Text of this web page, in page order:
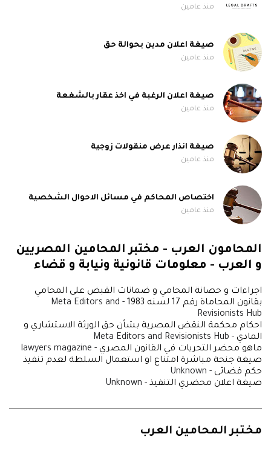
منذ عامين
صيغة اعلان مدين بحوالة حق
منذ عامين
صيغة اعلان الرغبة في اخذ عقار بالشغعة
منذ عامين
صيغة انذار عرض منقولات زوجية
منذ عامين
اختصاص المحاكم في مسائل الاحوال الشخصية
منذ عامين
المحامون العرب - مختبر المحامين المصريين
و العرب - معلومات قانونية ونيابة و قضاء
اجراءات و حصانة المحامي و ضمانات القبض على المحامي
بقانون المحاماة رقم 17 لسنه 1983
- Meta Editors and
Revisionists Hub
احكام محكمة النقض المصرية بشأن حق الورثة الاستشاري و
المادي - Meta Editors and Revisionists Hub
ماهو محضر التحريات في القانون المصري - lawyers magazine
صيغة جنحة مباشرة امتناع او استعمال السلطة لعدم تنفيذ
حكم قضائى - Unknown
صيغة اعلان محضري التنفيذ - Unknown
مختبر المحامين العرب